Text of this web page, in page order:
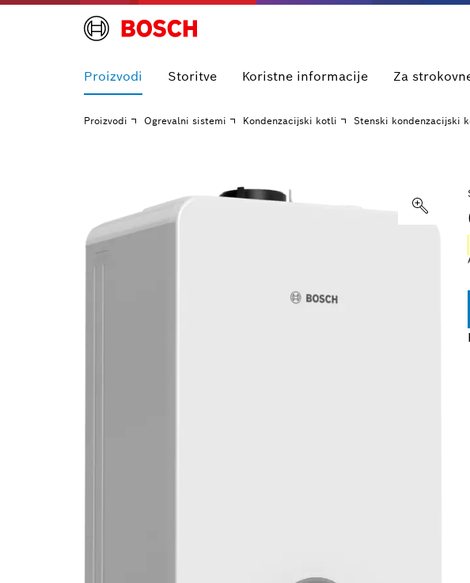
Proizvodi Storitve Koristne informacije Za
Proizvodi Ogrevalni sistemi Kondenzacijski kotli Stenski kondenzacijski